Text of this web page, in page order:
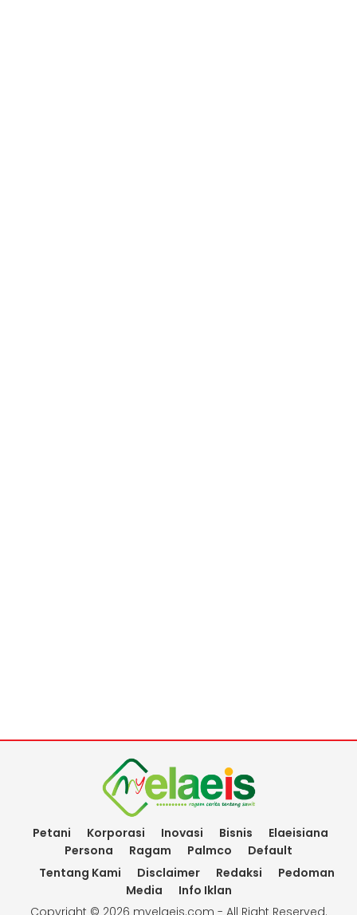
Petani Korporasi Inovasi Bisnis
Elaeisiana
Persona
Ragam Palmco
Default
Tentang Kami
Disclaimer Redaksi
Pedoman
Media
Info Iklan
Copyright © 2026 myelaeis.com - All Right Reserved.